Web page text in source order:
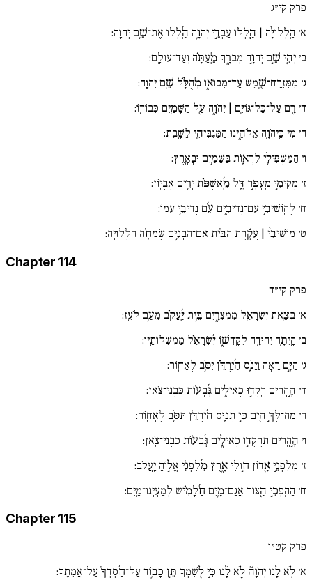
פרק קי״ג
א׳ הַֽלְלוּיָ֨הּ | הַֽ֖לְלוּ עַבְדֵ֣י יְהֹוָ֑ה הַֽ֜לְלוּ אֶת־שֵׁ֥ם יְהֹוָֽה:
ב׳ יְהִ֚י שֵׁ֣ם יְהֹוָ֣ה מְבֹרָ֑ךְ מֵֽ֜עַתָּ֗ה וְעַד־עוֹלָֽם:
ג׳ מִמִּזְרַח־שֶׁ֥מֶשׁ עַד־מְבוֹא֑וֹ מְ֜הֻלָּ֗ל שֵׁ֣ם יְהֹוָֽה:
ד׳ רָ֖ם עַל־כָּל־גּוֹיִ֥ם | יְהֹוָ֑ה עַ֖ל הַשָּׁמַ֣יִם כְּבוֹדֽוֹ:
ה׳ מִי כַּֽיהֹוָ֣ה אֱלֹהֵ֑ינוּ הַמַּגְבִּיהִ֥י לָשָֽׁבֶת:
ו׳ הַמַּשְׁפִּילִ֥י לִרְא֑וֹת בַּשָּׁמַ֥יִם וּבָאָֽרֶץ:
ז׳ מְקִימִ֣י מֵֽעָפָ֣ר דָּ֑ל מֵֽ֜אַשְׁפֹּ֗ת יָרִ֥ים אֶבְיֽוֹן:
ח׳ לְהֽוֹשִׁיבִ֥י עִם־נְדִיבִ֑ים עִ֜֗ם נְדִיבֵ֥י עַמּֽוֹ:
ט׳ מֽוֹשִׁיבִ֨י | עֲקֶ֬רֶת הַבַּ֗יִת אֵֽם־הַבָּנִ֥ים שְׂמֵחָ֗ה הַֽלְלוּיָֽהּ:
Chapter 114
פרק קי״ד
א׳ בְּצֵ֣את יִשְׂרָאֵ֣ל מִמִּצְרָ֑יִם בֵּ֥ית יַֽ֜עֲקֹ֗ב מֵעַ֥ם לֹעֵֽז:
ב׳ הָֽיְתָ֣ה יְהוּדָ֣ה לְקָדְשׁ֑וֹ יִ֜שְׂרָאֵ֗ל מַמְשְׁלוֹתָֽיו:
ג׳ הַיָּ֣ם רָאָה וַיָּנֹ֑ס הַ֜יַּרְדֵּ֗ן יִסֹּ֥ב לְאָחֽוֹר:
ד׳ הֶ֣הָרִים רָֽקְד֣וּ כְאֵילִ֑ים גְּ֜בָע֗וֹת כִּבְנֵי־צֹֽאן:
ה׳ מַה־לְּךָ֣ הַ֖יָּם כִּ֣י תָנ֑וּס הַ֜יַּרְדֵּ֗ן תִּסֹּ֥ב לְאָחֽוֹר:
ו׳ הֶ֣הָֽרִים תִּרְקְד֣וּ כְאֵילִ֑ים גְּ֜בָע֗וֹת כִּבְנֵי־צֹֽאן:
ז׳ מִלִּפְנֵ֣י אָ֖דוֹן ח֣וּלִי אָ֑רֶץ מִ֜לִּפְנֵ֗י אֱל֣וֹהַּ יַֽעֲקֹֽב:
ח׳ הַהֹֽפְכִ֣י הַ֖צּוּר אֲגַם־מָ֑יִם חַ֜לָּמִ֗ישׁ לְמַעְיְנוֹ־מָֽיִם:
Chapter 115
פרק קט״ו
א׳ לֹ֚א לָ֥נוּ יְהֹוָה֘ לֹ֪א לָ֥֫נוּ כִּ֣י לְ֖שִׁמְךָ תֵּ֣ן כָּב֑וֹד עַל־חַ֜סְדְּךָ֗ עַל־אֲמִתֶּֽךָ: